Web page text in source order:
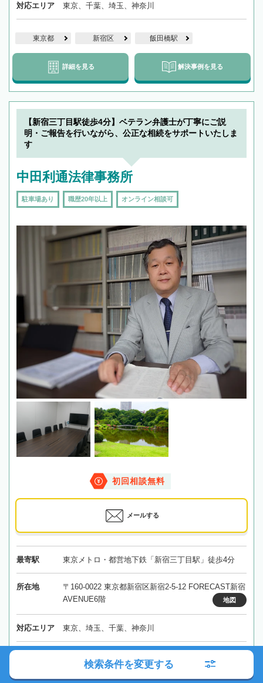
対応エリア 東京、千葉、埼玉、神奈川
東京都 新宿区 飯田橋駅
詳細を見る 解決事例を見る
【新宿三丁目駅徒歩4分】ベテラン弁護士が丁寧にご説
明・ご報告を行いながら、公正な相続をサポートいたしま
す
中田利通法律事務所
駐車場あり 職歴20年以上 オンライン相談可
初回相談無料
メールする
最寄駅 東京メトロ・都営地下鉄「新宿三丁目駅」徒歩4分
所在地
〒160-0022 東京都新宿区新宿2-5-12 FORECAST新宿
AVENUE6階
地図
対応エリア 東京、埼玉、千葉、神奈川
新宿区 新宿駅
検索条件を変更する